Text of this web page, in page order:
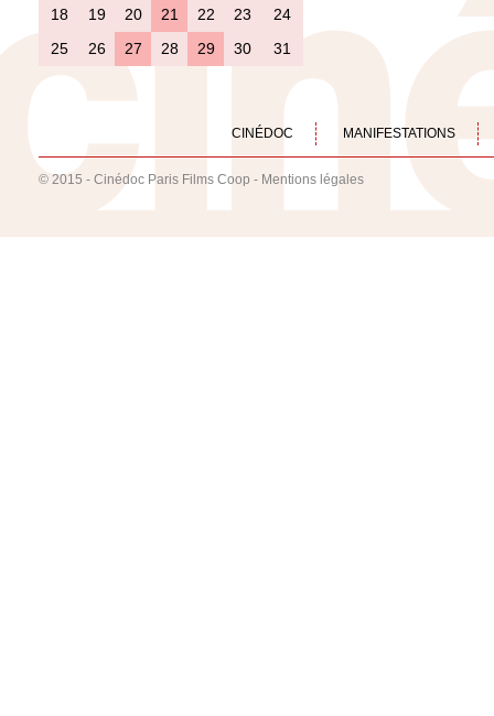
18
19 20 21 22 23
24
25
26 27 28 29 30 31
CINÉDOC MANIFESTATIONS
© 2015 - Cinédoc Paris Films Coop - Mentions légales